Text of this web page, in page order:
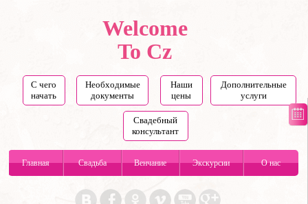
Welcome
To Cz
С чего
начать
Необходимые
документы
Наши
цены
Дополнительные
услуги
Свадебный
консультант
Главная Свадьба Венчание Экскурсии О нас